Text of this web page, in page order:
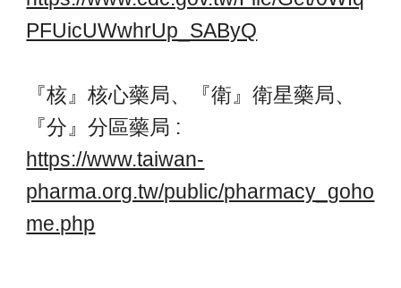
PFUicUWwhrUp_SAByQ
『核』核心藥局、『衛』衛星藥局、
『分』分區藥局 :
https://www.taiwan-
pharma.org.tw/public/pharmacy_goho
me.php